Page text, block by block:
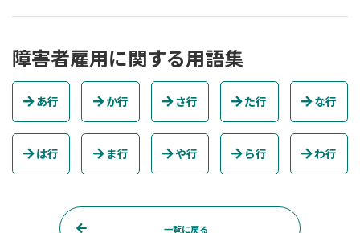
障害者雇用に関する用語集
あ行 か行 さ行 た行 な行
は行 ま行 や行 ら行 わ行
一覧に戻る